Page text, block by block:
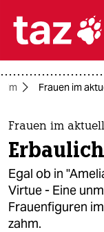

themen
politik
öko
gesellschaft
Film Frauen im
Frauen im
Egal ob in
Virtue - Eine
Frauenfiguren
zahm.